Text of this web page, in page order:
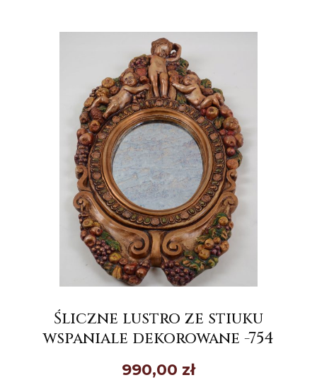
Śliczne lustro ze stiuku
wspaniale dekorowane -754
990,00 zł